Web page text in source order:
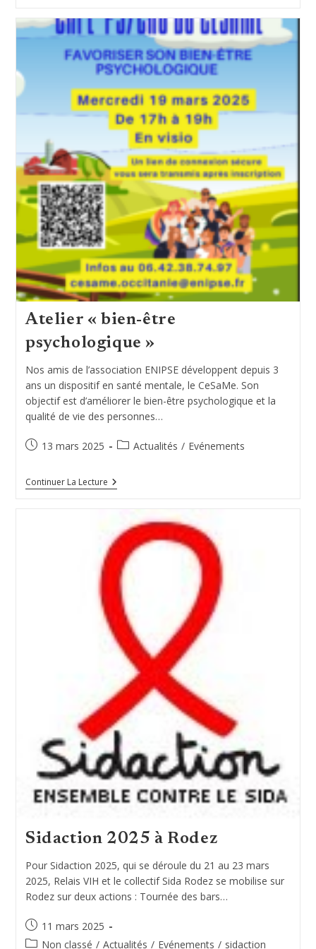
Sidaction
2025
Atelier « bien-être
psychologique »
Nos amis de l’association ENIPSE développent depuis 3
ans un dispositif en santé mentale, le CeSaMe. Son
objectif est d’améliorer le bien-être psychologique et la
qualité de vie des personnes…
Publication
13 mars 2025
PostActualités / Evénements
Continuer La LectureAtelier
« Bien-
Psychologique »
Sidaction 2025 à Rodez
Pour Sidaction 2025, qui se déroule du 21 au 23 mars
2025, Relais VIH et le collectif Sida Rodez se mobilise sur
Rodez sur deux actions : Tournée des bars…
Publication
publiée :
11 mars 2025
PostNon classé / Actualités / Evénements / sidaction